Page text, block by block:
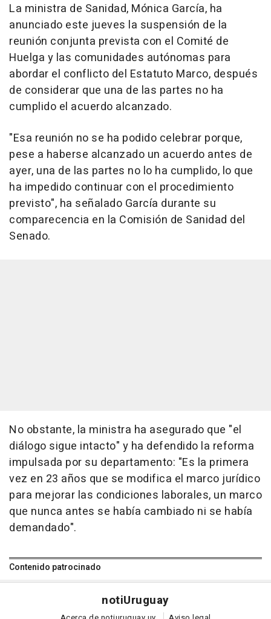
La ministra de Sanidad, Mónica García, ha
anunciado este jueves la suspensión de la
reunión conjunta prevista con el Comité de
Huelga y las comunidades autónomas para
abordar el conflicto del Estatuto Marco, después
de considerar que una de las partes no ha
cumplido el acuerdo alcanzado.
"Esa reunión no se ha podido celebrar porque,
pese a haberse alcanzado un acuerdo antes de
ayer, una de las partes no lo ha cumplido, lo que
ha impedido continuar con el procedimiento
previsto", ha señalado García durante su
comparecencia en la Comisión de Sanidad del
Senado.
No obstante, la ministra ha asegurado que "el
diálogo sigue intacto" y ha defendido la reforma
impulsada por su departamento: "Es la primera
vez en 23 años que se modifica el marco jurídico
para mejorar las condiciones laborales, un marco
que nunca antes se había cambiado ni se había
demandado".
Contenido patrocinado
notiUruguay